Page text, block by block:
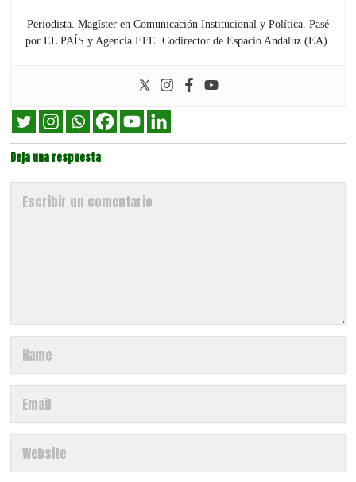
Periodista. Magíster en Comunicación Institucional y Política. Pasé
por EL PAÍS y Agencia EFE. Codirector de Espacio Andaluz (EA).
Deja una respuesta